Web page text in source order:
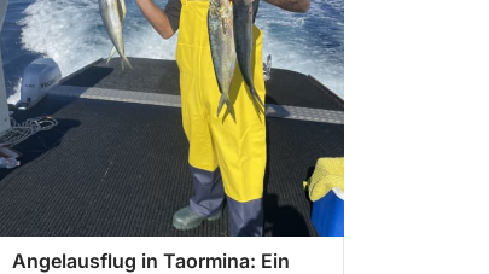
Angelausflug in Taormina: Ein